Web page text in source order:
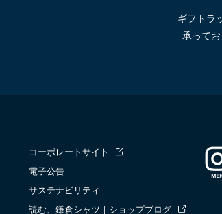
ギフトラ
承ってお
コーポレートサイト
電子公告
サステナビリティ
読む、鎌倉シャツ｜ショップブログ